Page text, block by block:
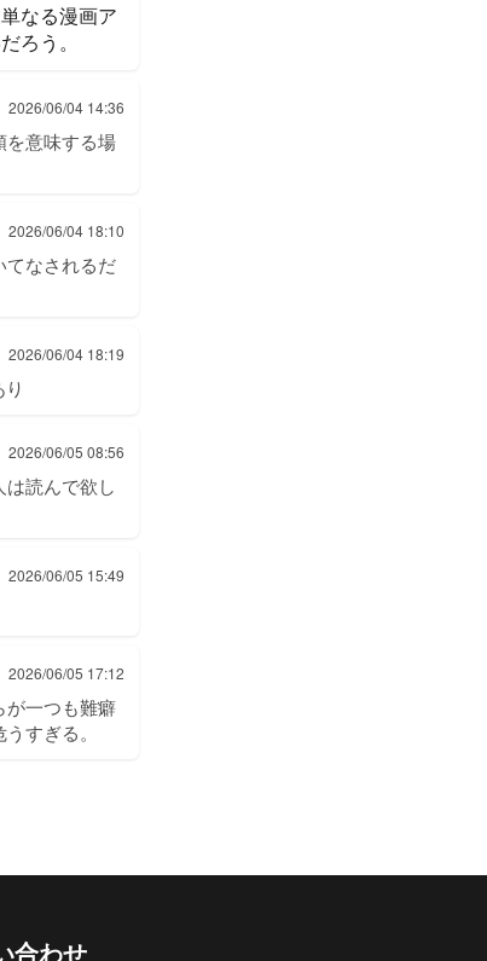
なる漫画ア
ろう。
2026/06/04 14:36
を意味する場
2026/06/04 18:10
てなされるだ
2026/06/04 18:19
2026/06/05 08:56
読んで欲し
2026/06/05 15:49
2026/06/05 17:12
が一つも難癖
すぎる。
合わせ